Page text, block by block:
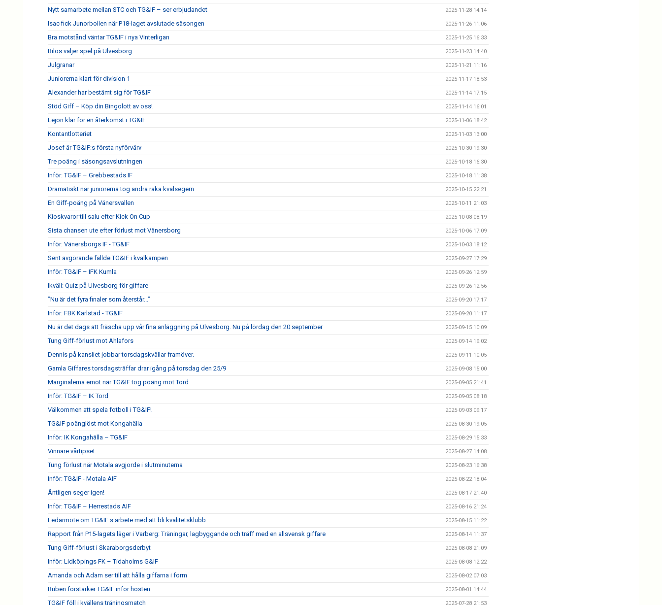
Nytt samarbete mellan STC och TG&IF – ser erbjudandet 2025-11-28 14:14
Isac fick Junorbollen när P18-laget avslutade säsongen 2025-11-26 11:06
Bra motstånd väntar TG&IF i nya Vinterligan 2025-11-25 16:33
Bilos väljer spel på Ulvesborg 2025-11-23 14:40
Julgranar 2025-11-21 11:16
Juniorerna klart för division 1 2025-11-17 18:53
Alexander har bestämt sig för TG&IF 2025-11-14 17:15
Stöd Giff – Köp din Bingolott av oss! 2025-11-14 16:01
Lejon klar för en återkomst i TG&IF 2025-11-06 18:42
Kontantlotteriet 2025-11-03 13:00
Josef är TG&IF:s första nyförvärv 2025-10-30 19:30
Tre poäng i säsongsavslutningen 2025-10-18 16:30
Inför: TG&IF – Grebbestads IF 2025-10-18 11:38
Dramatiskt när juniorerna tog andra raka kvalsegern 2025-10-15 22:21
En Giff-poäng på Vänersvallen 2025-10-11 21:03
Kioskvaror till salu efter Kick On Cup 2025-10-08 08:19
Sista chansen ute efter förlust mot Vänersborg 2025-10-06 17:09
Inför: Vänersborgs IF - TG&IF 2025-10-03 18:12
Sent avgörande fällde TG&IF i kvalkampen 2025-09-27 17:29
Inför: TG&IF – IFK Kumla 2025-09-26 12:59
Ikväll: Quiz på Ulvesborg för giffare 2025-09-26 12:56
”Nu är det fyra finaler som återstår...” 2025-09-20 17:17
Inför: FBK Karlstad - TG&IF 2025-09-20 11:17
Nu är det dags att fräscha upp vår fina anläggning på Ulvesborg. Nu på lördag den 20 september 2025-09-15 10:09
Tung Giff-förlust mot Ahlafors 2025-09-14 19:02
Dennis på kansliet jobbar torsdagskvällar framöver. 2025-09-11 10:05
Gamla Giffares torsdagsträffar drar igång på torsdag den 25/9 2025-09-08 15:00
Marginalerna emot när TG&IF tog poäng mot Tord 2025-09-05 21:41
Inför: TG&IF – IK Tord 2025-09-05 08:18
Välkommen att spela fotboll i TG&IF! 2025-09-03 09:17
TG&IF poänglöst mot Kongahälla 2025-08-30 19:05
Inför: IK Kongahälla – TG&IF 2025-08-29 15:33
Vinnare vårtipset 2025-08-27 14:08
Tung förlust när Motala avgjorde i slutminuterna 2025-08-23 16:38
Inför: TG&IF - Motala AIF 2025-08-22 18:04
Äntligen seger igen! 2025-08-17 21:40
Inför: TG&IF – Herrestads AIF 2025-08-16 21:24
Ledarmöte om TG&IF:s arbete med att bli kvalitetsklubb 2025-08-15 11:22
Rapport från P15-lagets läger i Varberg: Träningar, lagbyggande och träff med en allsvensk giffare 2025-08-14 11:37
Tung Giff-förlust i Skaraborgsderbyt 2025-08-08 21:09
Inför: Lidköpings FK – Tidaholms G&IF 2025-08-08 12:22
Amanda och Adam ser till att hålla giffarna i form 2025-08-02 07:03
Ruben förstärker TG&IF inför hösten 2025-08-01 14:44
TG&IF föll i kvällens träningsmatch 2025-07-28 21:53